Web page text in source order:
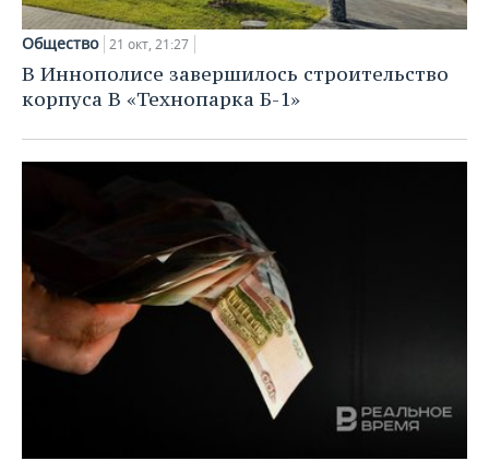
Общество 21 окт, 21:27
В Иннополисе завершилось строительство
корпуса В «Технопарка Б-1»